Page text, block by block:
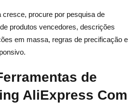
cresce, procure por pesquisa de
produtos vencedores, descrições
em massa, regras de precificação e
de
AliExpress Com